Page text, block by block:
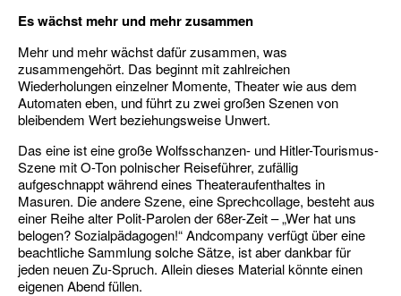
Es wächst mehr und mehr zusammen
Mehr und mehr wächst dafür zusammen, was
zusammengehört. Das beginnt mit zahlreichen
Wiederholungen einzelner Momente, Theater wie aus dem
Automaten eben, und führt zu zwei großen Szenen von
bleibendem Wert beziehungsweise Unwert.
Das eine ist eine große Wolfsschanzen- und Hitler-Tourismus-
Szene mit O-Ton polnischer Reiseführer, zufällig
aufgeschnappt während eines Theateraufenthaltes in
Masuren. Die andere Szene, eine Sprechcollage, besteht aus
einer Reihe alter Polit-Parolen der 68er-Zeit – „Wer hat uns
belogen? Sozialpädagogen!“ Andcompany verfügt über eine
beachtliche Sammlung solche Sätze, ist aber dankbar für
jeden neuen Zu-Spruch. Allein dieses Material könnte einen
eigenen Abend füllen.